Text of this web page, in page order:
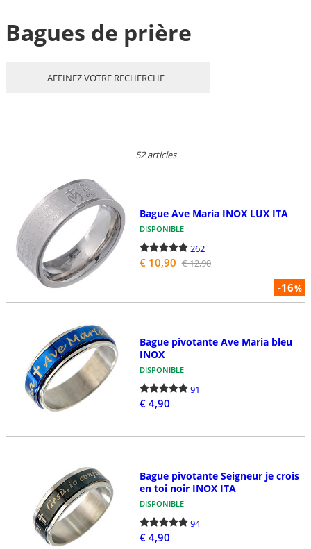
Bagues de prière
AFFINEZ VOTRE RECHERCHE
52 articles
-16%
Bague Ave Maria INOX LUX ITA
DISPONIBLE
262
€ 10,90 € 12,90
Bague pivotante Ave Maria bleu
INOX
DISPONIBLE
91
€ 4,90
Bague pivotante Seigneur je crois
en toi noir INOX ITA
DISPONIBLE
94
€ 4,90